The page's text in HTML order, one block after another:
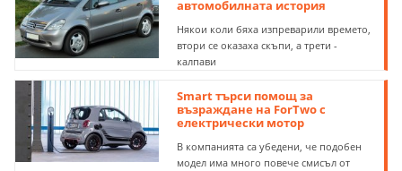
автомобилната история
Някои коли бяха изпреварили времето,
втори се оказаха скъпи, а трети -
калпави
Smart търси помощ за
възраждане на ForTwo с
електрически мотор
В компанията са убедени, че подобен
модел има много повече смисъл от